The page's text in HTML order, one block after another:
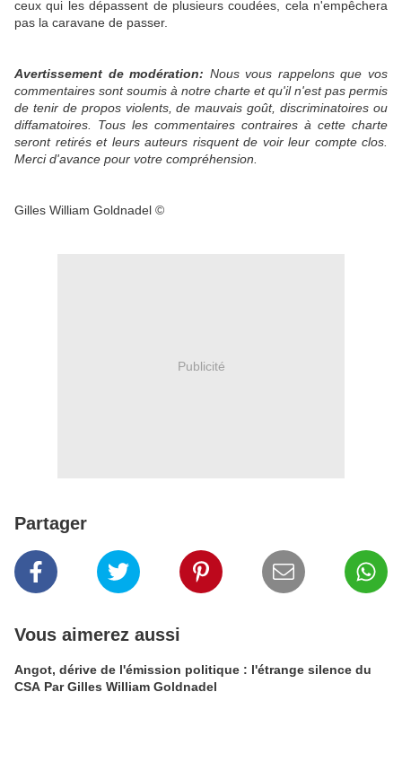
ceux qui les dépassent de plusieurs coudées, cela n'empêchera
pas la caravane de passer.
Avertissement de modération: Nous vous rappelons que vos
commentaires sont soumis à notre charte et qu'il n'est pas permis
de tenir de propos violents, de mauvais goût, discriminatoires ou
diffamatoires. Tous les commentaires contraires à cette charte
seront retirés et leurs auteurs risquent de voir leur compte clos.
Merci d'avance pour votre compréhension.
Gilles William Goldnadel ©
Publicité
Partager
Vous aimerez aussi
Angot, dérive de l'émission politique : l'étrange silence du
CSA Par Gilles William Goldnadel